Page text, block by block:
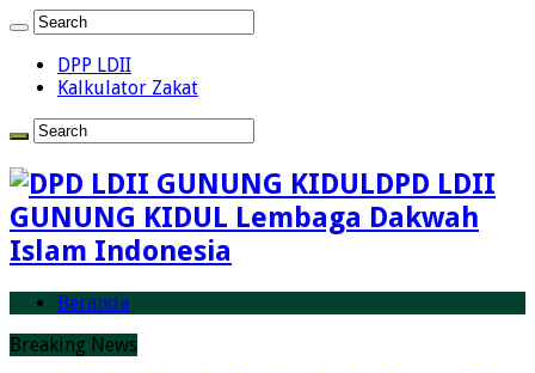
DPP LDII
Kalkulator Zakat
DPD LDII
GUNUNG KIDUL Lembaga Dakwah
Islam Indonesia
Beranda
Breaking News